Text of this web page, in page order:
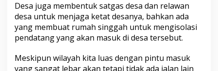
Desa juga membentuk satgas desa dan relawan
desa untuk menjaga ketat desanya, bahkan ada
yang membuat rumah singgah untuk mengisolasi
pendatang yang akan masuk di desa tersebut.
Meskipun wilayah kita luas dengan pintu masuk
yang sangat lebar akan tetapi tidak ada jalan lain